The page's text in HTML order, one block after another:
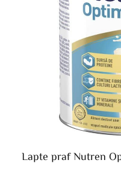
Lapte praf Nutren